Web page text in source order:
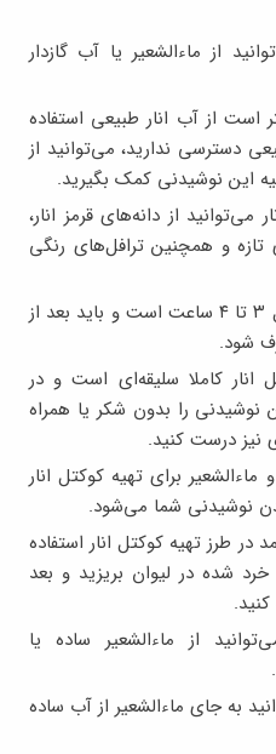
از ماءالشعیر یا آب گازدار
است از آب انار طبیعی استفاده
دسترسی ندارید، می‌توانید از
این نوشیدنی کمک بگیرید.
می‌توانید از دانه‌های قرمز انار،
و همچنین ترافل‌های رنگی
مدت زمان ماندگاری کوکتل ۳ تا ۴ ساعت است و باید بعد از
شود.
انار کاملا سلیقه‌ای است و در
نوشیدنی را بدون شکر یا همراه
نیز درست کنید.
برای تهیه کوکتل انار
نوشیدنی شما می‌شود.
در طرز تهیه کوکتل انار استفاده
شده در لیوان بریزید و بعد
از ماءالشعیر ساده یا
به جای ماءالشعیر از آب ساده